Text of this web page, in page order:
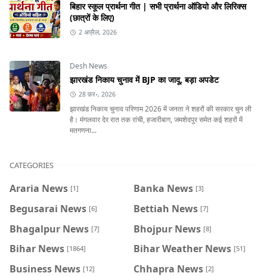
बिहार स्कूल प्रार्थना गीत | सभी प्रार्थना ऑडियो और लिरिक्स
(छात्रों के लिए)
2 अप्रैल, 2026
Desh News
झारखंड निकाय चुनाव में BJP का जादू, बड़ा अपडेट
28 फ़र॰, 2026
झारखंड निकाय चुनाव परिणाम 2026 में जनता ने शहरों की सरकार चुन ली
है। मंगलवार देर रात तक रांची, हजारीबाग, जमशेदपुर समेत कई शहरों में
मतगणना...
CATEGORIES
Araria News [1] Banka News [3]
Begusarai News [6] Bettiah News [7]
Bhagalpur News [7] Bhojpur News [8]
Bihar News [1864] Bihar Weather News [51]
Business News [12] Chhapra News [2]